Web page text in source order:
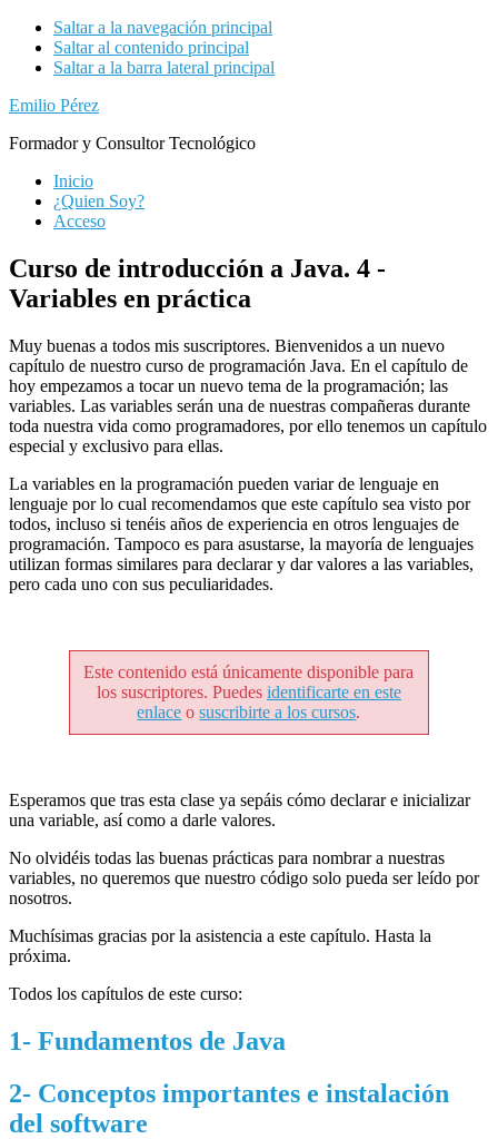
Saltar a la navegación principal
Saltar al contenido principal
Saltar a la barra lateral principal
Emilio Pérez
Formador y Consultor Tecnológico
Inicio
¿Quien Soy?
Acceso
Curso de introducción a Java. 4 -
Variables en práctica
Muy buenas a todos mis suscriptores. Bienvenidos a un nuevo
capítulo de nuestro curso de programación Java. En el capítulo de
hoy empezamos a tocar un nuevo tema de la programación; las
variables. Las variables serán una de nuestras compañeras durante
toda nuestra vida como programadores, por ello tenemos un capítulo
especial y exclusivo para ellas.
La variables en la programación pueden variar de lenguaje en
lenguaje por lo cual recomendamos que este capítulo sea visto por
todos, incluso si tenéis años de experiencia en otros lenguajes de
programación. Tampoco es para asustarse, la mayoría de lenguajes
utilizan formas similares para declarar y dar valores a las variables,
pero cada uno con sus peculiaridades.
Este contenido está únicamente disponible para
los suscriptores. Puedes identificarte en este
enlace osuscribirte a los cursos.
Esperamos que tras esta clase ya sepáis cómo declarar e inicializar
una variable, así como a darle valores.
No olvidéis todas las buenas prácticas para nombrar a nuestras
variables, no queremos que nuestro código solo pueda ser leído por
nosotros.
Muchísimas gracias por la asistencia a este capítulo. Hasta la
próxima.
Todos los capítulos de este curso:
1- Fundamentos de Java
2- Conceptos importantes e instalación
del software